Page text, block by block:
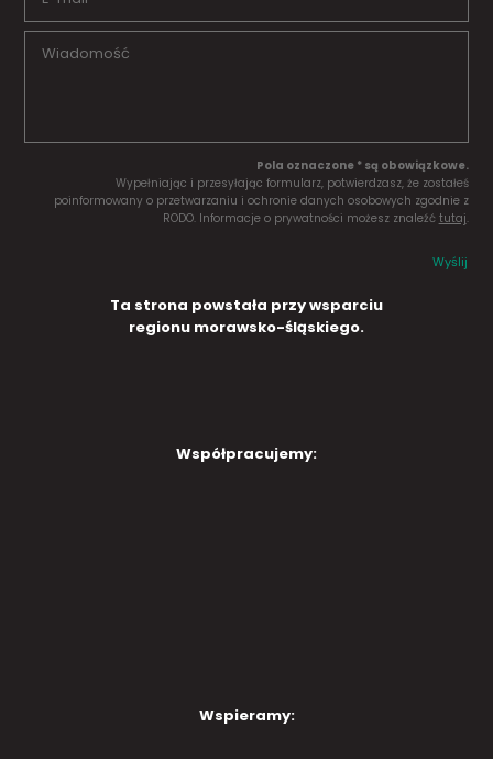
Pola oznaczone * są obowiązkowe.
Wypełniając i przesyłając formularz, potwierdzasz, że zostałeś
poinformowany o przetwarzaniu i ochronie danych osobowych zgodnie z
RODO. Informacje o prywatności możesz znaleźć tutaj.
Wyślij
Ta strona powstała przy wsparciu
regionu morawsko-śląskiego.
Współpracujemy:
Wspieramy: